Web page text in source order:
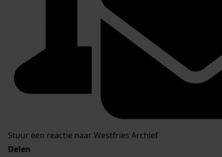
Stuur een reactie naar Westfries Archief
Delen